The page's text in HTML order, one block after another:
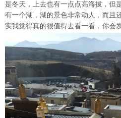
是冬天，上去也有一点点高海拔，但
有一个湖，湖的景色非常动人，而且
实我觉得真的很值得去看一看，你会